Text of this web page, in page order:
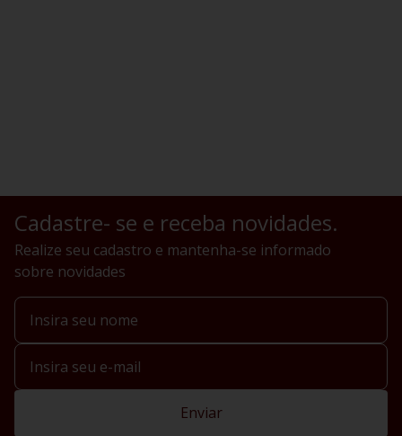
Cadastre- se e receba novidades.
Realize seu cadastro e mantenha-se informado
sobre novidades
Enviar